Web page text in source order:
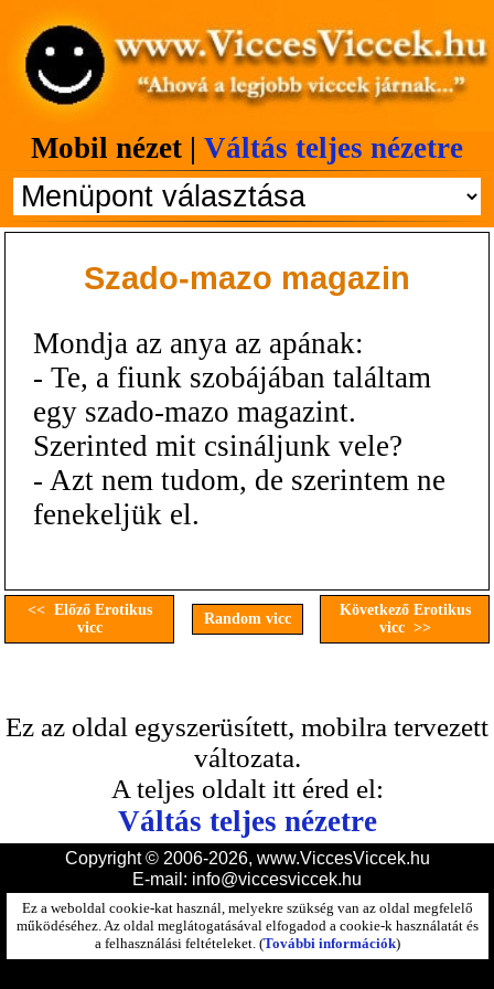
Mobil nézet | Váltás teljes nézetre
Szado-mazo magazin
Mondja az anya az apának:
- Te, a fiunk szobájában találtam
egy szado-mazo magazint.
Szerinted mit csináljunk vele?
- Azt nem tudom, de szerintem ne
fenekeljük el.
<< Előző Erotikus
vicc
Random vicc
Következő Erotikus
vicc >>
Ez az oldal egyszerüsített, mobilra tervezett
változata.
A teljes oldalt itt éred el:
Váltás teljes nézetre
Copyright © 2006-2026, www.ViccesViccek.hu
E-mail: info@viccesviccek.hu
Ez a weboldal cookie-kat használ, melyekre szükség van az oldal megfelelő
működéséhez. Az oldal meglátogatásával elfogadod a cookie-k használatát és
a felhasználási feltételeket. (További információk)